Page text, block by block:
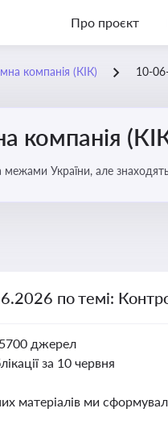
Про проєкт
компанія (КІК) 10-
компанія
межами України, але
по темі:
джерел
за 10 червня
матеріалів ми